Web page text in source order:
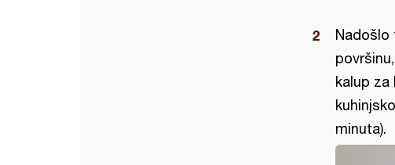
Nadošlo
kalup
minuta).